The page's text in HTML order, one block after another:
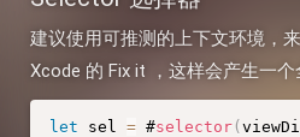
建议使用可推测的上下文环境，
Xcode 的 Fix it ，这样会产生一
let sel = #selector(